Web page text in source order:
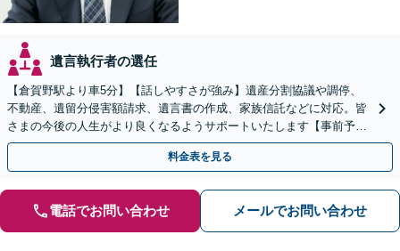
遺言執行者の選任
【倉賀野駅より車5分】【話しやすさが強み】遺産分割協議や調停、
不動産、遺留分侵害額請求、遺言書の作成、家族信託などに対応。皆
さまの今後の人生がより良くなるようサポートいたします【事前予約
で時間外面談可】【ビデオ面談可】【初回面談無料】
料金表を見る
電話でお問い合わせ メールでお問い合わせ